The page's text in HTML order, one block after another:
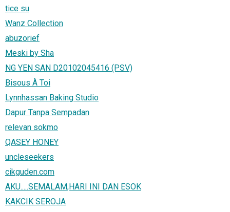
tice su
Wanz Collection
abuzorief
Meski by Sha
NG YEN SAN D20102045416 (PSV)
Bisous À Toi
Lynnhassan Baking Studio
Dapur Tanpa Sempadan
relevan sokmo
QASEY HONEY
uncleseekers
cikguden.com
AKU.....SEMALAM,HARI INI DAN ESOK
KAKCIK SEROJA